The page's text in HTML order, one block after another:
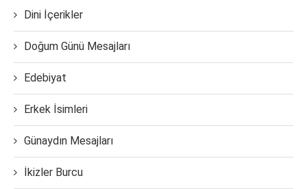
Dini İçerikler
Doğum Günü Mesajları
Edebiyat
Erkek İsimleri
Günaydın Mesajları
İkizler Burcu